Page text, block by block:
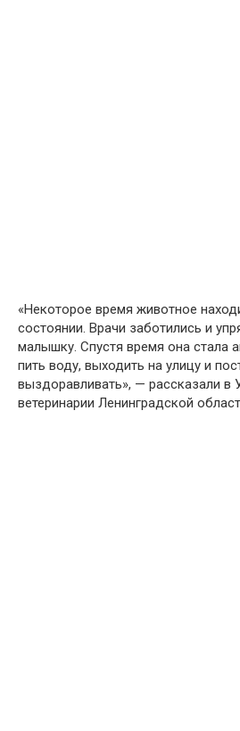
«Некоторое время животное
состоянии. Врачи заботились и
малышку. Спустя время она стала
пить воду, выходить на улицу и
выздоравливать», — рассказали в
ветеринарии Ленинградской